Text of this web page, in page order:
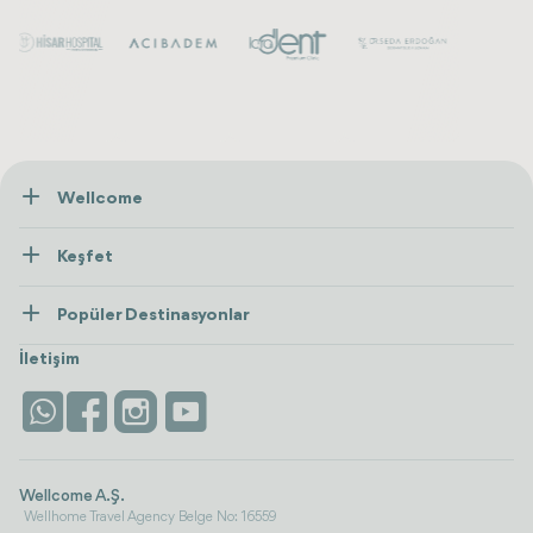
Wellcome
İletişim
Keşfet
Wellness
Konaklama
Life Platform
Popüler Destinasyonlar
Tümünü Gör
İstanbul
İletişim
Wellcome A.Ş.
Wellhome Travel Agency Belge No: 16559